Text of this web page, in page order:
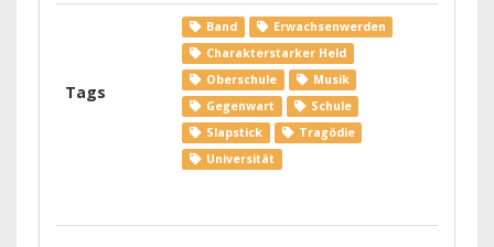
Tags
Band
Erwachsenwerden
Charakterstarker Held
Oberschule
Musik
Gegenwart
Schule
Slapstick
Tragödie
Universität